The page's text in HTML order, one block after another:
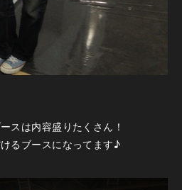
スは内容盛りたくさん！
るブースになってます♪